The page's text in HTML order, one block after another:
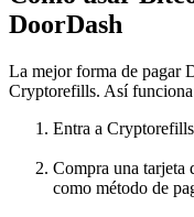
DoorDash
La mejor forma de pagar
Cryptorefills. Así
Entra a
Compra una tarjeta
como método de